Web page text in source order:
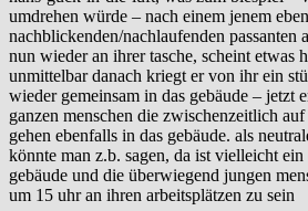
umdrehen würde – nach einem jenem
nachblickenden/nachlaufenden passanten
nun wieder an ihrer tasche, scheint etwas
unmittelbar danach kriegt er von ihr ein
wieder gemeinsam in das gebäude – jetzt
ganzen menschen die zwischenzeitlich
gehen ebenfalls in das gebäude. als
könnte man z.b. sagen, da ist vielleicht
gebäude und die überwiegend jungen
um 15 uhr an ihren arbeitsplätzen zu sein